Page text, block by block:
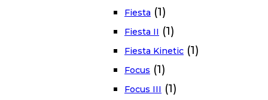
Fiesta (1)
Fiesta II (1)
Fiesta Kinetic (1)
Focus (1)
Focus III (1)